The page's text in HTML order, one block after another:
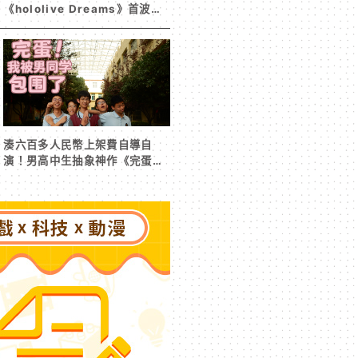
《hololive Dreams》首波夏
日活動今日開跑 白銀諾艾爾等
5 位人氣成員泳裝卡池同步解鎖
湊六百多人民幣上架費自導自
演！男高中生抽象神作《完蛋！
我被男同學包圍了》突然爆紅